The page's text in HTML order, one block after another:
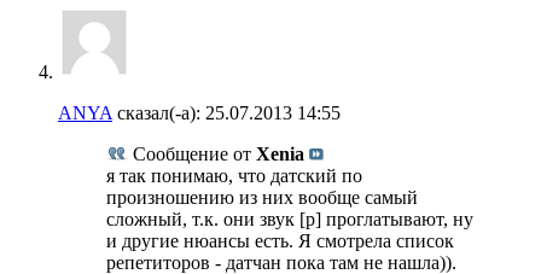
ANYA сказал(-а): 25.07.2013 14:55
Сообщение от Xenia
я так понимаю, что датский по
произношению из них вообще самый
сложный, т.к. они звук [р] проглатывают, ну
и другие нюансы есть. Я смотрела список
репетиторов - датчан пока там не нашла)).